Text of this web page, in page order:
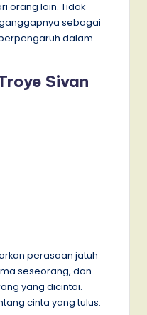
orang lain. Tidak
sebagai
dalam
Sivan
perasaan jatuh
seseorang, dan
yang dicintai.
cinta yang tulus.